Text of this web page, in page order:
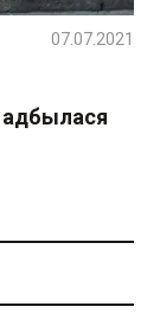
адбылася
07.07.2021